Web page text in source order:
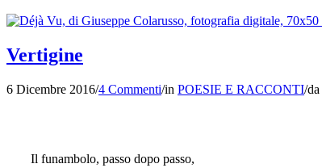
Vertigine
6 Dicembre 2016/4 Commenti/in POESIE E RACCONTI/da
Il funambolo, passo dopo passo,